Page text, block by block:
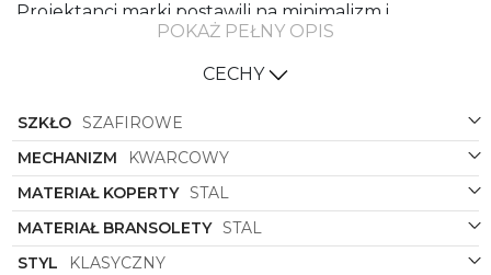
Projektanci marki postawili na minimalizm i
funkcjonalność. Prostokątny kształt koperty
zegarków — dodaje sylwetce zmysłowej elegancji i
delikatność. Złote wykończenie koperty i bransolety
nadaje całości ciepłego, prestiżowego charakteru,
który łatwo dopasować do biżuterii oraz formalnych
stylizacji. Stalowa konstrukcja gwarantuje trwałość i
odporność na codzienne użytkowanie, a precyzyjne
wykończenie ogniw bransolety przekłada się na
komfort noszenia przez cały dzień.
POKAŻ PEŁNY OPIS
CECHY
SZKŁO SZAFIROWE
MECHANIZM
KWARCOWY
MATERIAŁ KOPERTY STAL
MATERIAŁ BRANSOLETY STAL
STYL
KLASYCZNY